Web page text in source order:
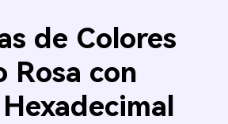
de Colores
Rosa con